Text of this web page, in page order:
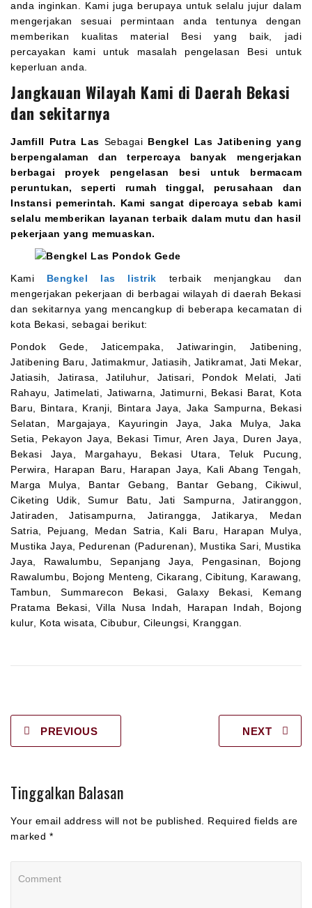
anda inginkan. Kami juga berupaya untuk selalu jujur dalam
mengerjakan sesuai permintaan anda tentunya dengan
memberikan kualitas material Besi yang baik, jadi
percayakan kami untuk masalah pengelasan Besi untuk
keperluan anda.
Jangkauan Wilayah Kami di Daerah Bekasi
dan sekitarnya
Jamfill Putra Las Sebagai Bengkel Las Jatibening yang
berpengalaman dan terpercaya banyak mengerjakan
berbagai proyek pengelasan besi untuk bermacam
peruntukan, seperti rumah tinggal, perusahaan dan
Instansi pemerintah. Kami sangat dipercaya sebab kami
selalu memberikan layanan terbaik dalam mutu dan hasil
pekerjaan yang memuaskan.
Kami Bengkel las listrik terbaik menjangkau dan
mengerjakan pekerjaan di berbagai wilayah di daerah Bekasi
dan sekitarnya yang mencangkup di beberapa kecamatan di
kota Bekasi, sebagai berikut:
Pondok Gede, Jaticempaka, Jatiwaringin, Jatibening,
Jatibening Baru, Jatimakmur, Jatiasih, Jatikramat, Jati Mekar,
Jatiasih, Jatirasa, Jatiluhur, Jatisari, Pondok Melati, Jati
Rahayu, Jatimelati, Jatiwarna, Jatimurni, Bekasi Barat, Kota
Baru, Bintara, Kranji, Bintara Jaya, Jaka Sampurna, Bekasi
Selatan, Margajaya, Kayuringin Jaya, Jaka Mulya, Jaka
Setia, Pekayon Jaya, Bekasi Timur, Aren Jaya, Duren Jaya,
Bekasi Jaya, Margahayu, Bekasi Utara, Teluk Pucung,
Perwira, Harapan Baru, Harapan Jaya, Kali Abang Tengah,
Marga Mulya, Bantar Gebang, Bantar Gebang, Cikiwul,
Ciketing Udik, Sumur Batu, Jati Sampurna, Jatiranggon,
Jatiraden, Jatisampurna, Jatirangga, Jatikarya, Medan
Satria, Pejuang, Medan Satria, Kali Baru, Harapan Mulya,
Mustika Jaya, Pedurenan (Padurenan), Mustika Sari, Mustika
Jaya, Rawalumbu, Sepanjang Jaya, Pengasinan, Bojong
Rawalumbu, Bojong Menteng, Cikarang, Cibitung, Karawang,
Tambun, Summarecon Bekasi, Galaxy Bekasi, Kemang
Pratama Bekasi, Villa Nusa Indah, Harapan Indah, Bojong
kulur, Kota wisata, Cibubur, Cileungsi, Kranggan.
PREVIOUS NEXT
Tinggalkan Balasan
Your email address will not be published. Required fields are
marked *